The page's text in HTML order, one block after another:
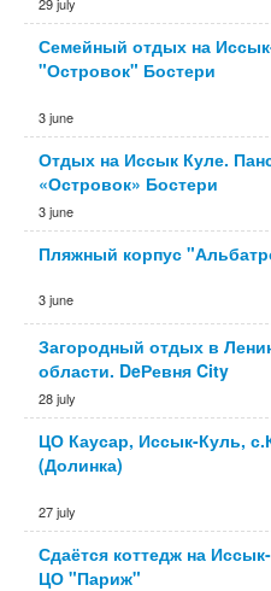
Семейный отдых на
"Островок" Бостери
3 june
Отдых на Иссык Куле.
«Островок» Бостери
3 june
Пляжный корпус
3 june
Загородный отдых в
области. DeРевня City
28 july
ЦО Каусар, Иссык-Куль,
(Долинка)
27 july
Сдаётся коттедж на
ЦО "Париж"